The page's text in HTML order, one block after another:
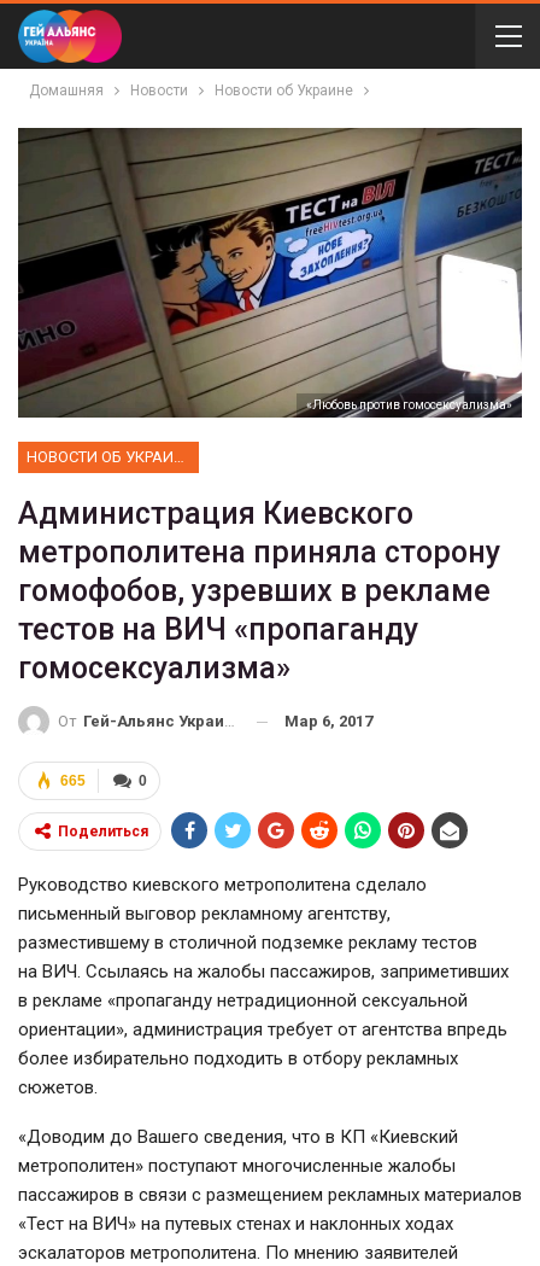
Домашняя Новости Новости об Украине
«Любовь против гомосексуализма»
Администрация Киевского
метрополитена приняла сторону
гомофобов, узревших в рекламе
тестов на ВИЧ «пропаганду
гомосексуализма»
От Гей-Альянс Украина Мар 6, 2017
0
665
Поделиться
Руководство киевского метрополитена сделало
письменный выговор рекламному агентству,
разместившему в столичной подземке рекламу тестов
на ВИЧ. Ссылаясь на жалобы пассажиров, заприметивших
в рекламе «пропаганду нетрадиционной сексуальной
ориентации», администрация требует от агентства впредь
более избирательно подходить в отбору рекламных
сюжетов.
«Доводим до Вашего сведения, что в КП «Киевский
метрополитен» поступают многочисленные жалобы
пассажиров в связи с размещением рекламных материалов
«Тест на ВИЧ» на путевых стенах и наклонных ходах
эскалаторов метрополитена. По мнению заявителей